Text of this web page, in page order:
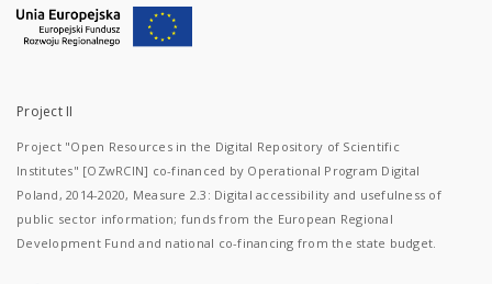
Project II
Project "Open Resources in the Digital Repository of Scientific
Institutes" [OZwRCIN] co-financed by Operational Program Digital
Poland, 2014-2020, Measure 2.3: Digital accessibility and usefulness of
public sector information; funds from the European Regional
Development Fund and national co-financing from the state budget.